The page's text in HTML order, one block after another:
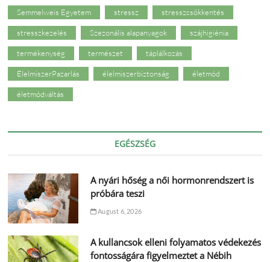
Semmelweis Egyetem stressz stresszcsökkentés
stresszkezelés Szezonális alapanyagok szájhigiénia
termékenység természet táplálkozás
ÉlelmiszerPazarlás élelmiszerbiztonság életmód
életmódváltás
EGÉSZSÉG
A nyári hőség a női hormonrendszert is
próbára teszi
August 6, 2026
A kullancsok elleni folyamatos védekezés
fontosságára figyelmeztet a Nébih